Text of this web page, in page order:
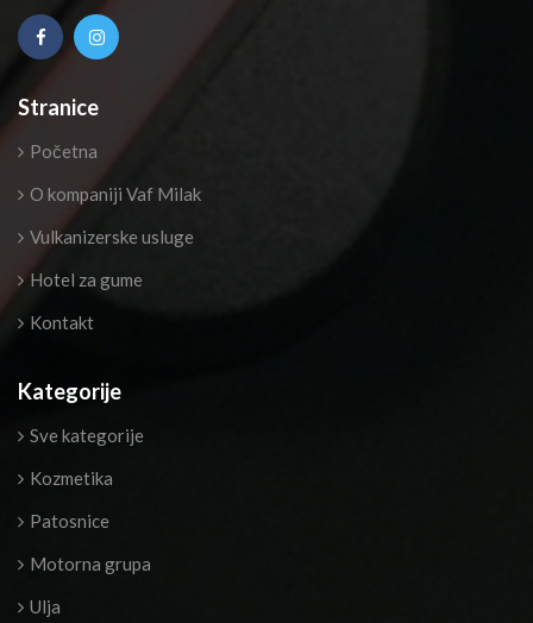
Stranice
Početna
O kompaniji Vaf Milak
Vulkanizerske usluge
Hotel za gume
Kontakt
Kategorije
Sve kategorije
Kozmetika
Patosnice
Motorna grupa
Ulja